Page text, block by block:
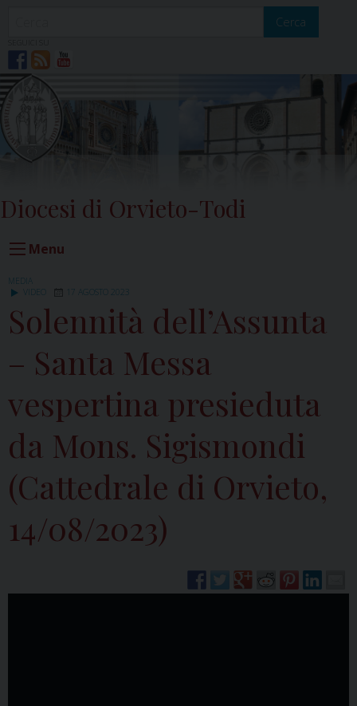
Cerca
Diocesi di Orvieto-Todi
Menu
MEDIA
VIDEO
17 AGOSTO 2023
Solennità dell’Assunta
– Santa Messa
vespertina presieduta
da Mons. Sigismondi
(Cattedrale di Orvieto,
14/08/2023)